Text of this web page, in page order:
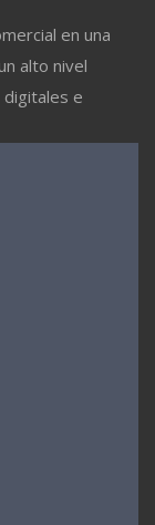
en una
alto nivel
e